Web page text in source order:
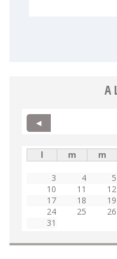
A
◀
l m m
3
4 5
10
11 12
17
18 19
24
25 26
31